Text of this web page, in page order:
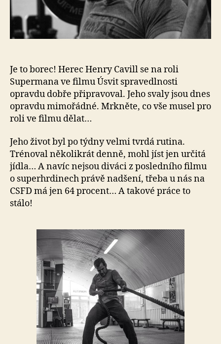
Je to borec! Herec Henry Cavill se na roli
Supermana ve filmu Úsvit spravedlnosti
opravdu dobře připravoval. Jeho svaly jsou dnes
opravdu mimořádné. Mrkněte, co vše musel pro
roli ve filmu dělat…
Jeho život byl po týdny velmi tvrdá rutina.
Trénoval několikrát denně, mohl jíst jen určitá
jídla… A navíc nejsou diváci z posledního filmu
o superhrdinech právě nadšení, třeba u nás na
CSFD má jen 64 procent… A takové práce to
stálo!